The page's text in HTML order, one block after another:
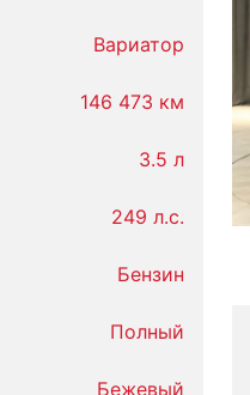
Вариатор
146 473 км
3.5 л
249 л.с.
Бензин
Полный
Бежевый